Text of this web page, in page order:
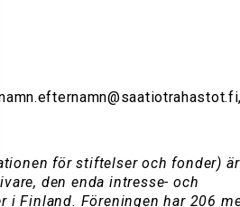
för stiftelser och fonder)
den enda intresse- och
Finland. Föreningen har 206